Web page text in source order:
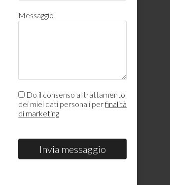
Messaggio
Do il consenso al trattamento
dei miei dati personali perfinalità
di marketing
Invia messaggio